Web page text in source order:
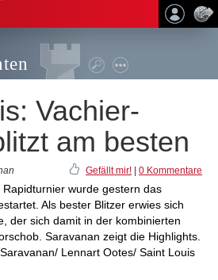
Vachier-
am besten
Gefällt mir! 0 Kommentare
wurde gestern das
Als bester Blitzer erwies sich
der sich damit in der kombinierten
Saravanan zeigt die Highlights.
Lennart Ootes/ Saint Louis